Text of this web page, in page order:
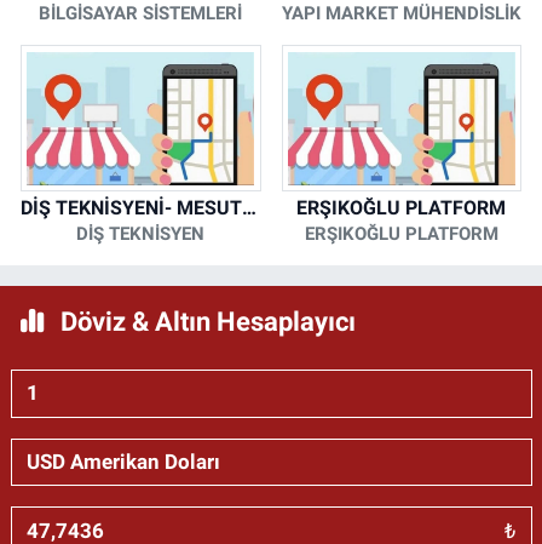
BİLGİSAYAR SİSTEMLERİ YAPI MARKET MÜHENDİSLİK
DİŞ TEKNİSYENİ- MESUT KORKMAZ
DİŞ TEKNİSYEN
ERŞIKOĞLU PLATFORM
ERŞIKOĞLU PLATFORM
Döviz & Altın Hesaplayıcı
₺